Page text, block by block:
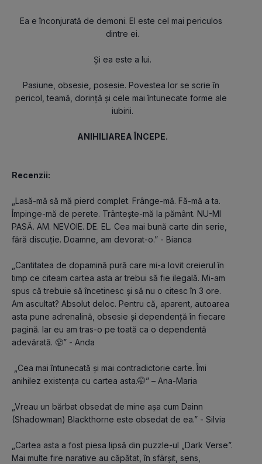
Ea e înconjurată de demoni. El este cel mai periculos
dintre ei.
Și ea este a lui.
Pasiune, obsesie, posesie. Povestea lor se scrie în
pericol, teamă, dorință și cele mai întunecate forme ale
iubirii.
ANIHILIAREA ÎNCEPE.
Recenzii:
„Lasă-mă să mă pierd complet. Frânge-mă. Fă-mă a ta.
Împinge-mă de perete. Trântește-mă la pământ. NU-MI
PASĂ. AM. NEVOIE. DE. EL. Cea mai bună carte din serie,
fără discuție. Doamne, am devorat-o.” - Bianca
„Cantitatea de dopamină pură care mi-a lovit creierul în
timp ce citeam cartea asta ar trebui să fie ilegală. Mi-am
spus că trebuie să încetinesc și să nu o citesc în 3 ore.
Am ascultat? Absolut deloc. Pentru că, aparent, autoarea
asta pune adrenalină, obsesie și dependență în fiecare
pagină. Iar eu am tras-o pe toată ca o dependentă
adevărată. 😤” - Anda
„Cea mai întunecată și mai contradictorie carte. Îmi
anihilez existența cu cartea asta.🤭” – Ana-Maria
„Vreau un bărbat obsedat de mine așa cum Dainn
(Shadowman) Blackthorne este obsedat de ea.” - Silvia
„Cartea asta a fost piesa lipsă din puzzle-ul „Dark Verse”.
Mai multe fire narative au căpătat, în sfârșit, sens,